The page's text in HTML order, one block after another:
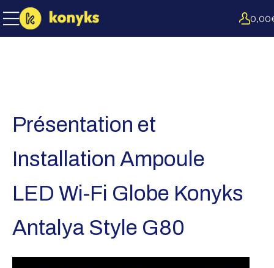
0,00
Présentation et
Installation Ampoule
LED Wi-Fi Globe Konyks
Antalya Style G80